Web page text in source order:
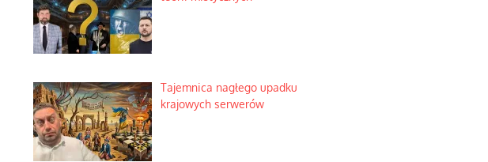
Tajemnica nagłego upadku
krajowych serwerów